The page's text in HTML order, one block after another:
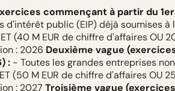
commençant à partir du
d'intérêt public (EIP) déjà soumises à
(40 M EUR de chiffre d'affaires OU
: 2026 Deuxième vague
: - Toutes les grandes entreprises
(50 M EUR de chiffre d'affaires OU
: 2027 Troisième vague